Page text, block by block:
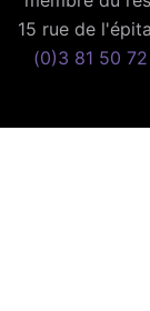
15 rue de
(0)3 81 50